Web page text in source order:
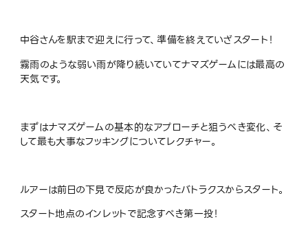
中谷さんを駅まで迎えに行って、準備を終えていざスタート！
霧雨のような弱い雨が降り続いていてナマズゲームには最高の
天気です。
まずはナマズゲームの基本的なアプローチと狙うべき変化、そ
して最も大事なフッキングについてレクチャー。
ルアーは前日の下見で反応が良かったバトラクスからスタート。
スタート地点のインレットで記念すべき第一投！